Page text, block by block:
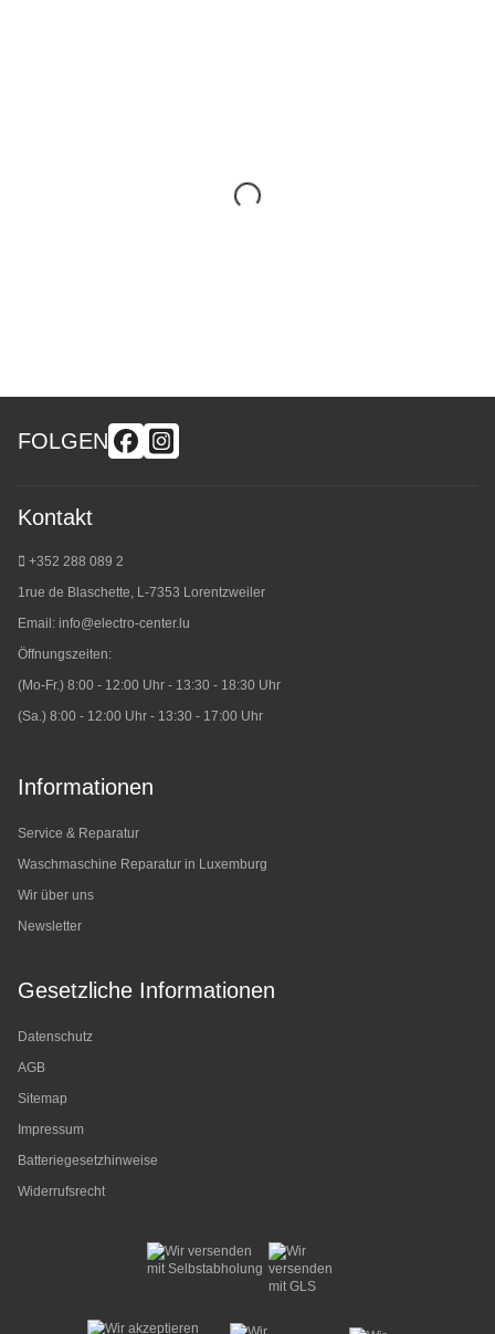
FOLGEN
Kontakt
+352 288 089 2
1rue de Blaschette, L-7353 Lorentzweiler
Email: info@electro-center.lu
Öffnungszeiten:
(Mo-Fr.) 8:00 - 12:00 Uhr - 13:30 - 18:30 Uhr
(Sa.) 8:00 - 12:00 Uhr - 13:30 - 17:00 Uhr
Informationen
Service & Reparatur
Waschmaschine Reparatur in Luxemburg
Wir über uns
Newsletter
Gesetzliche Informationen
Datenschutz
AGB
Sitemap
Impressum
Batteriegesetzhinweise
Widerrufsrecht